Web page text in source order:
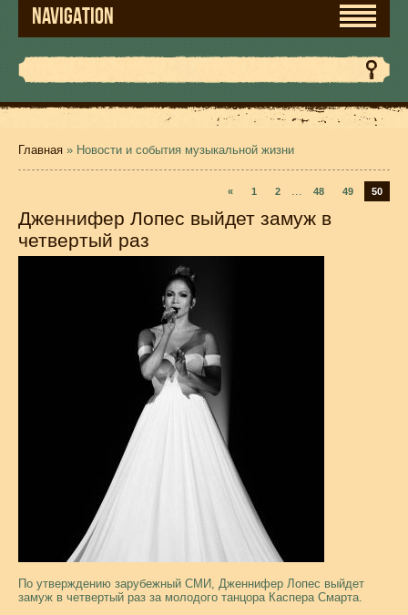
NAVIGATION
Главная » Новости и события музыкальной жизни
« 1 2 ... 48 49 50
Дженнифер Лопес выйдет замуж в
четвертый раз
По утверждению зарубежный СМИ, Дженнифер Лопес выйдет
замуж в четвертый раз за молодого танцора Каспера Смарта.